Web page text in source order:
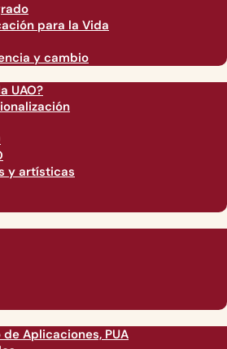
para la Vida
y cambio
UAO?
y artísticas
Aplicaciones, PUA